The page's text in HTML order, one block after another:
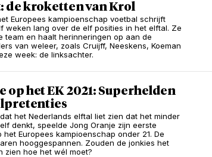
de kroketten van Krol
Europees kampioenschap voetbal schrijft
weken lang over de elf posities in het elftal. Ze
team en haalt herinneringen op aan de
van weleer, zoals Cruijff, Neeskens, Koeman
week: de linksachter.
op het EK 2021: Superhelden
het Nederlands elftal liet zien dat het minder
denkt, speelde Jong Oranje zijn eerste
Europees kampioenschap onder 21. De
hooggespannen. Zouden de jonkies het
zien hoe het wél moet?